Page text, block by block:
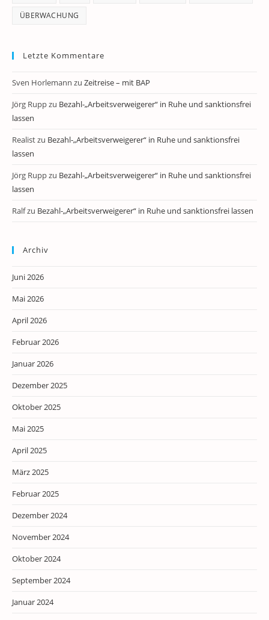
ÜBERWACHUNG
Letzte Kommentare
Sven Horlemann zu Zeitreise – mit BAP
Jörg Ruppzu Bezahl-„Arbeitsverweigerer“ in Ruhe und sanktionsfrei
lassen
Realistzu Bezahl-„Arbeitsverweigerer“ in Ruhe und sanktionsfrei
lassen
Jörg Ruppzu Bezahl-„Arbeitsverweigerer“ in Ruhe und sanktionsfrei
lassen
Ralfzu Bezahl-„Arbeitsverweigerer“ in Ruhe und sanktionsfrei lassen
Archiv
Juni 2026
Mai 2026
April 2026
Februar 2026
Januar 2026
Dezember 2025
Oktober 2025
Mai 2025
April 2025
März 2025
Februar 2025
Dezember 2024
November 2024
Oktober 2024
September 2024
Januar 2024